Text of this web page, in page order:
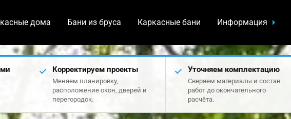
дома Бани из бруса Каркасные бани Информация
Корректируем проекты
Меняем планировку,
расположение окон, дверей и
перегородок.
Уточняем комплектацию
Сверяем материалы и состав
работ до окончательного
расчёта.